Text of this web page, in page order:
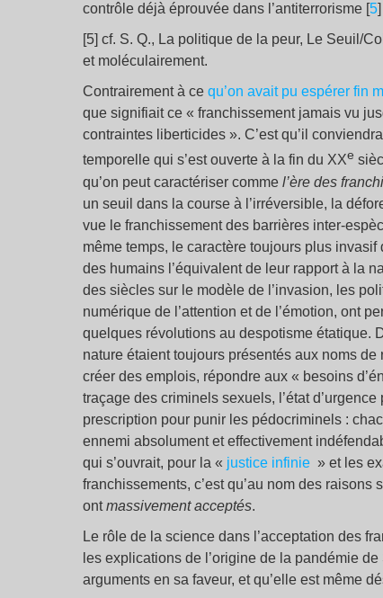
contrôle déjà éprouvée dans l’antiterrorisme [5]
[5] cf. S. Q., La politique de la peur, Le Seuil/
et moléculairement.
Contrairement à ce qu’on avait pu espérer fin
que signifiait ce « franchissement jamais vu
contraintes liberticides ». C’est qu’il
temporelle qui s’est ouverte à la fin du XXe
qu’on peut caractériser comme l’ère des
un seuil dans la course à l’irréversible, la
vue le franchissement des barrières inter-
même temps, le caractère toujours plus
des humains l’équivalent de leur rapport à la
des siècles sur le modèle de l’invasion, les
numérique de l’attention et de l’émotion, ont
quelques révolutions au despotisme étatique.
nature étaient toujours présentés aux noms de
créer des emplois, répondre aux « besoins
traçage des criminels sexuels, l’état
prescription pour punir les pédocriminels :
ennemi absolument et effectivement
qui s’ouvrait, pour la « justice infinie » et les
franchissements, c’est qu’au nom des
ontmassivement acceptés.
Le rôle de la science dans l’acceptation des
les explications de l’origine de la pandémie
arguments en sa faveur, et qu’elle est même